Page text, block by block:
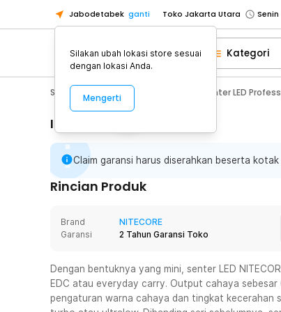
Jabodetabek ganti Toko Jakarta Utara
Toko Tangerang
Toko Cikupa
Pick n Go Jakarta Barat
Pick n Go Bekasi
Senin -
Senin -
Toko Jakarta Barat
Pick n Go Bekasi
Senin -
Pick n Go Depok
Senin -
Kategori
Sport & Outdoor Senter LED
Informasi Penting
Claim garansi harus diserahkan beserta
Rincian Produk
Brand
NITECORE
Garansi
2 Tahun Garansi Toko
Dengan bentuknya yang mini, senter LED
EDC atau everyday carry. Output cahaya
pengaturan warna cahaya dan tingkat kecerahan
Silakan ubah lokasi store sesuai
dengan lokasi Anda.
Mengerti